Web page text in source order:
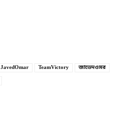
JavedOmar TeamVictory
জাভেদওমর